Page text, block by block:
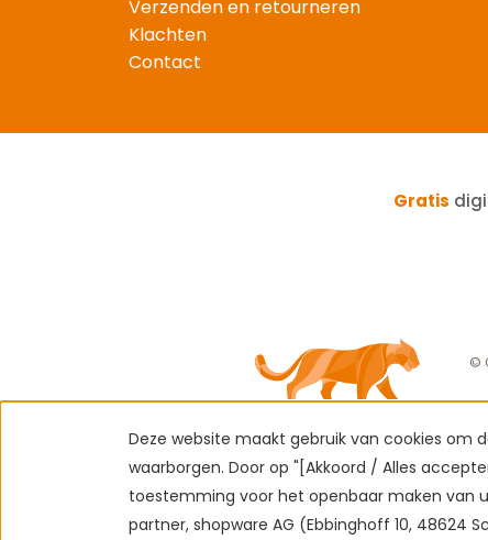
Verzenden en retourneren
Klachten
Contact
Gratis
©
Deze website maakt gebruik van cookies om
waarborgen. Door op "[Akkoord / Alles
toestemming voor het openbaar maken van
partner, shopware AG (Ebbinghoff 10, 48624